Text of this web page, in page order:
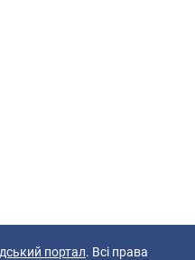
портал. Всі права